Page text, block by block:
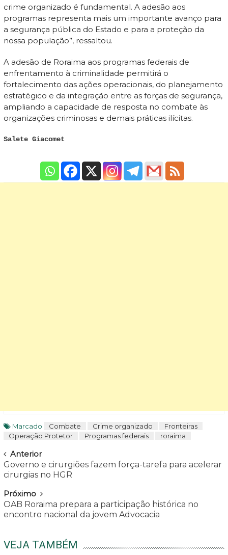
crime organizado é fundamental. A adesão aos
programas representa mais um importante avanço para
a segurança pública do Estado e para a proteção da
nossa população”, ressaltou.
A adesão de Roraima aos programas federais de
enfrentamento à criminalidade permitirá o
fortalecimento das ações operacionais, do planejamento
estratégico e da integração entre as forças de segurança,
ampliando a capacidade de resposta no combate às
organizações criminosas e demais práticas ilícitas.
Salete Giacomet
Marcado Combate Crime organizado
Fronteiras
Operação Protetor
Programas federais roraima
Navegar
Anterior
Governo e cirurgiões fazem força-tarefa para acelerar
cirurgias no HGR
Próximo
OAB Roraima prepara a participação histórica no
encontro nacional da jovem Advocacia
VEJA TAMBÉM